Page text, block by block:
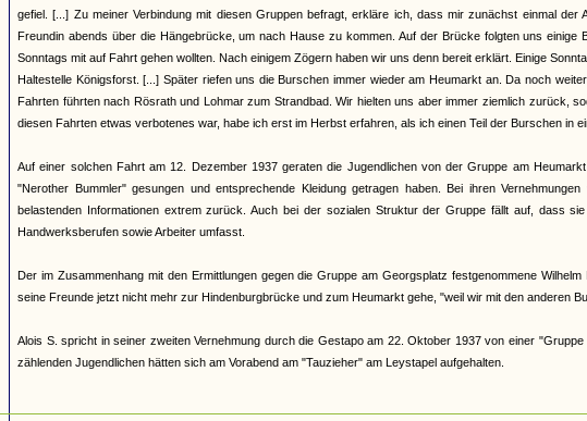
gefiel. [...] Zu meiner Verbindung mit diesen Gruppen befragt, erkläre ich, dass mir zunächst einmal
Freundin abends über die Hängebrücke, um nach Hause zu kommen. Auf der Brücke folgten uns
Sonntags mit auf Fahrt gehen wollten. Nach einigem Zögern haben wir uns denn bereit erklärt. Einige
Haltestelle Königsforst. [...] Später riefen uns die Burschen immer wieder am Heumarkt an. Da noch
Fahrten führten nach Rösrath und Lohmar zum Strandbad. Wir hielten uns aber immer ziemlich zurück,
diesen Fahrten etwas verbotenes war, habe ich erst im Herbst erfahren, als ich einen Teil der Burschen in
Auf einer solchen Fahrt am 12. Dezember 1937 geraten die Jugendlichen von der Gruppe am
"Nerother Bummler" gesungen und entsprechende Kleidung getragen haben. Bei ihren
belastenden Informationen extrem zurück. Auch bei der sozialen Struktur der Gruppe fällt auf, dass
Handwerksberufen sowie Arbeiter umfasst.
Der im Zusammenhang mit den Ermittlungen gegen die Gruppe am Georgsplatz festgenommene
seine Freunde jetzt nicht mehr zur Hindenburgbrücke und zum Heumarkt gehe, "weil wir mit den anderen
Alois S. spricht in seiner zweiten Vernehmung durch die Gestapo am 22. Oktober 1937 von einer
zählenden Jugendlichen hätten sich am Vorabend am "Tauzieher" am Leystapel aufgehalten.